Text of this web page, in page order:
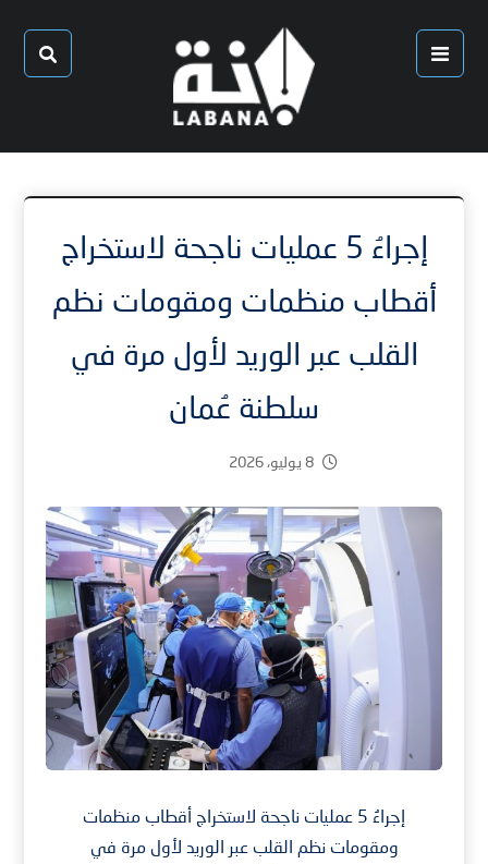
إجراءُ 5 عمليات ناجحة لاستخراج
أقطاب منظمات ومقومات نظم
القلب عبر الوريد لأول مرة في
سلطنة عُمان
8 يوليو، 2026
إجراءُ 5 عمليات ناجحة لاستخراج أقطاب منظمات
ومقومات نظم القلب عبر الوريد لأول مرة في